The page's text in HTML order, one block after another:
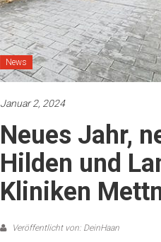
News
Januar 2, 2024
Neues Jahr,
Hilden und
Kliniken
Veröffentlicht von: DeinHaan